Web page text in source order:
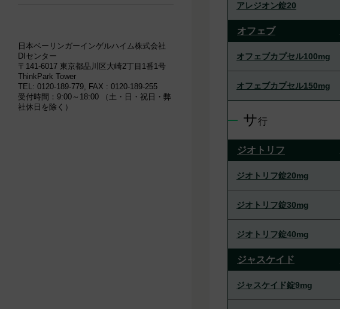
日本ベーリンガーインゲルハイム株式会社
DIセンター
〒141-6017 東京都品川区大崎2丁目1番1号
ThinkPark Tower
TEL: 0120-189-779, FAX : 0120-189-255
受付時間：9:00～18:00 （土・日・祝日・弊
社休日を除く）
アレジオン錠20
オフェブ
オフェブカプセル100mg
オフェブカプセル150mg
サ行
ジオトリフ
ジオトリフ錠20mg
ジオトリフ錠30mg
ジオトリフ錠40mg
ジャスケイド
ジャスケイド錠9mg